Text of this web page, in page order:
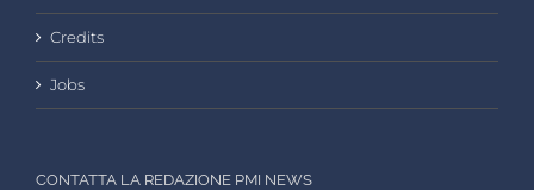
Credits
Jobs
CONTATTA LA REDAZIONE PMI NEWS